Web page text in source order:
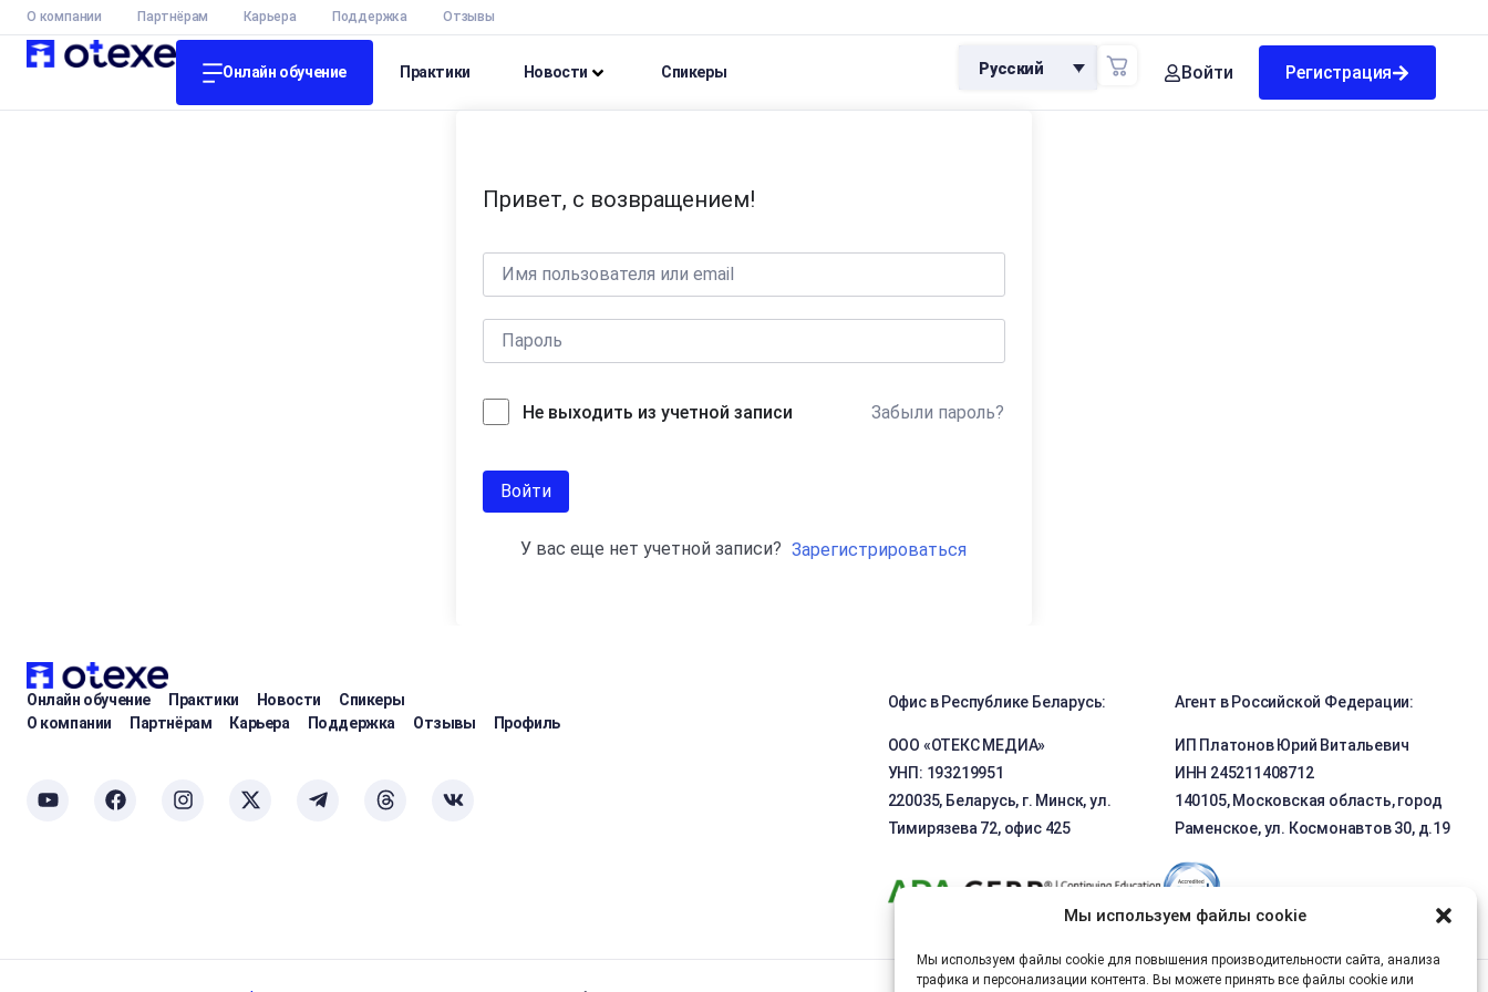
Мы используем файлы cookie
Мы используем файлы cookie для повышения производительности сайта, анализа
трафика и персонализации контента. Вы можете принять все файлы cookie или
О компании Партнёрам Карьера Поддержка Отзывы
Онлайн обучение Практики Новости Спикеры Русский Войти Регистрация
Привет, с возвращением!
Не выходить из учетной записи Забыли пароль?
Войти
У вас еще нет учетной записи? Зарегистрироваться
Онлайн обучение Практики Новости
Спикеры
О компании
Партнёрам Карьера Поддержка Отзывы Профиль
Офис в Республике Беларусь:
ООО «ОТЕКС МЕДИА»
УНП: 193219951
220035, Беларусь, г. Минск, ул.
Тимирязева 72, офис 425
Агент в Российской Федерации:
ИП Платонов Юрий Витальевич
ИНН 245211408712
140105, Московская область, город
Раменское, ул. Космонавтов 30, д.19